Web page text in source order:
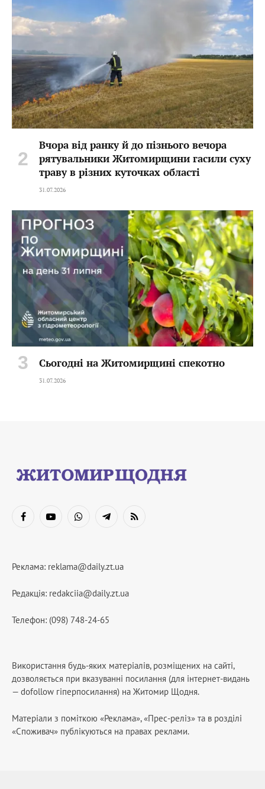
Вчора від ранку й до пізнього вечора
рятувальники Житомирщини гасили суху
траву в різних куточках області
31.07.2026
Сьогодні на Житомирщині спекотно
31.07.2026
FacebookYouTubeWhatsAppTelegramRSS
Реклама: reklama@daily.zt.ua
Редакція: redakciia@daily.zt.ua
Телефон: (098) 748-24-65
Використання будь-яких матеріалів, розміщених на сайті,
дозволяється при вказуванні посилання (для інтернет-видань
— dofollow гіперпосилання) на Житомир Щодня.
Матеріали з поміткою «Реклама», «Прес-реліз» та в розділі
«Споживач» публікуються на правах реклами.